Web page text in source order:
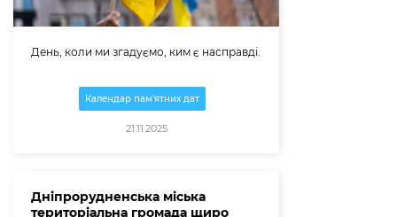
День, коли ми згадуємо, ким є насправді.
Календар пам'ятних дат
21.11.2025
Дніпрорудненська міська
територіальна громада щиро